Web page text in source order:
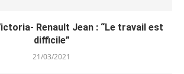
Renault Jean : “Le travail est
difficile”
21/03/2021